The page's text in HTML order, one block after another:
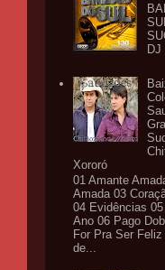
DJ
Xororó
01 Amante
Amada 03
04 Evidências
Ano 06 Pago
For Pra Ser
de...